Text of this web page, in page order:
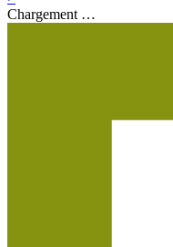
Chargement …